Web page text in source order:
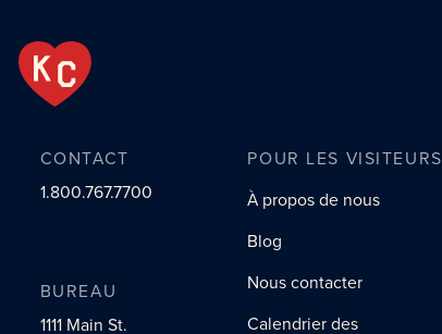
CONTACT
1.800.767.7700
BUREAU
1111 Main St.
POUR LES VISITEURS
À propos de nous
Blog
Nous contacter
Calendrier des